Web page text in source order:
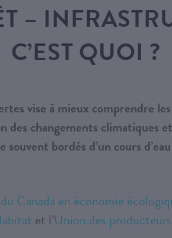
–
C’EST QUOI ?
vise à mieux comprendre
changements climatiques
bordés d’un cours
Canada en économie
et l’Union des